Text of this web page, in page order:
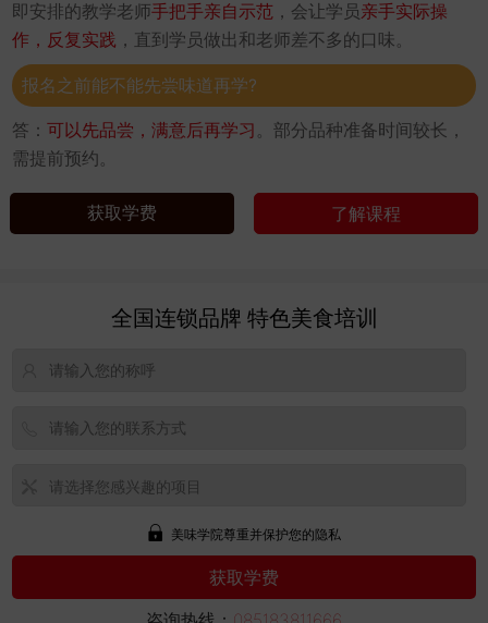
即安排的教学老师手把手亲自示范 ，会让学员亲手实际操
作，反复实践 ，直到学员做出和老师差不多的口味。
报名之前能不能先尝味道再学?
答：可以先品尝，满意后再学习 。部分品种准备时间较长，
需提前预约。
获取学费 了解课程
全国连锁品牌 特色美食培训
美味学院尊重并保护您的隐私